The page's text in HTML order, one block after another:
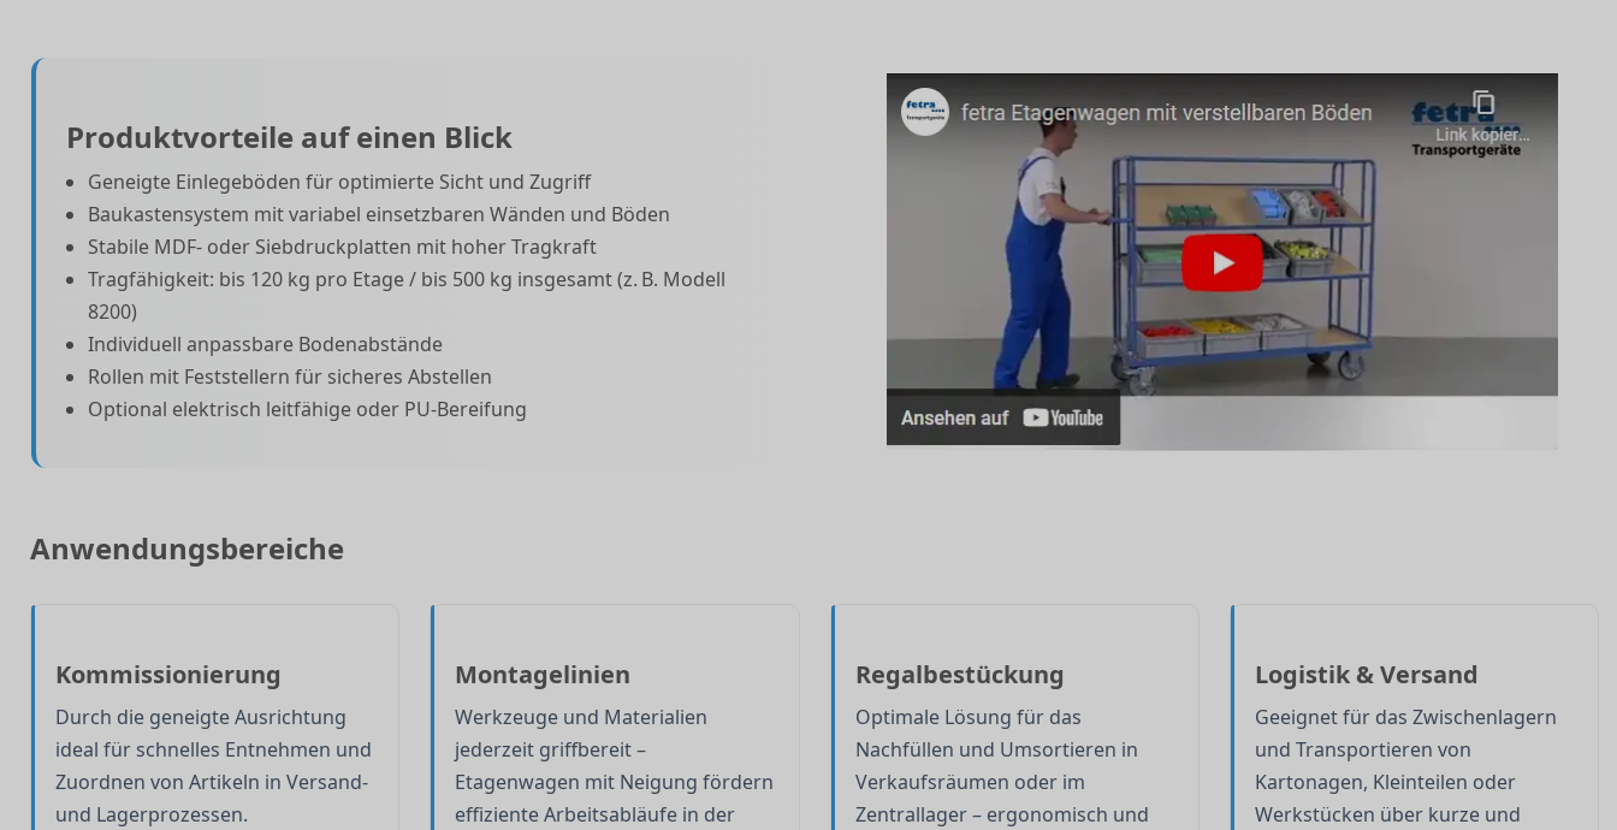
Produktvorteile auf einen Blick
Geneigte Einlegeböden für optimierte Sicht und Zugriff
Baukastensystem mit variabel einsetzbaren Wänden und Böden
Stabile MDF- oder Siebdruckplatten mit hoher Tragkraft
Tragfähigkeit: bis 120 kg pro Etage / bis 500 kg insgesamt (z. B. Modell
8200)
Individuell anpassbare Bodenabstände
Rollen mit Feststellern für sicheres Abstellen
Optional elektrisch leitfähige oder PU-Bereifung
Anwendungsbereiche
Kommissionierung
Durch die geneigte Ausrichtung
ideal für schnelles Entnehmen und
Zuordnen von Artikeln in Versand-
und Lagerprozessen.
Montagelinien
Werkzeuge und Materialien
jederzeit griffbereit –
Etagenwagen mit Neigung fördern
effiziente Arbeitsabläufe in der
Regalbestückung
Optimale Lösung für das
Nachfüllen und Umsortieren in
Verkaufsräumen oder im
Zentrallager – ergonomisch und
Logistik & Versand
Geeignet für das Zwischenlagern
und Transportieren von
Kartonagen, Kleinteilen oder
Werkstücken über kurze und